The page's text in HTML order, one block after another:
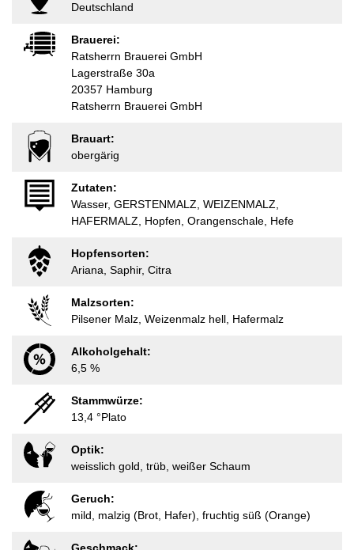
Deutschland
Brauerei:
Ratsherrn Brauerei GmbH
Lagerstraße 30a
20357 Hamburg
Ratsherrn Brauerei GmbH
Brauart:
obergärig
Zutaten:
Wasser, GERSTENMALZ, WEIZENMALZ,
HAFERMALZ, Hopfen, Orangenschale, Hefe
Hopfensorten:
Ariana, Saphir, Citra
Malzsorten:
Pilsener Malz, Weizenmalz hell, Hafermalz
Alkoholgehalt:
6,5 %
Stammwürze:
13,4 °Plato
Optik:
weisslich gold, trüb, weißer Schaum
Geruch:
mild, malzig (Brot, Hafer), fruchtig süß (Orange)